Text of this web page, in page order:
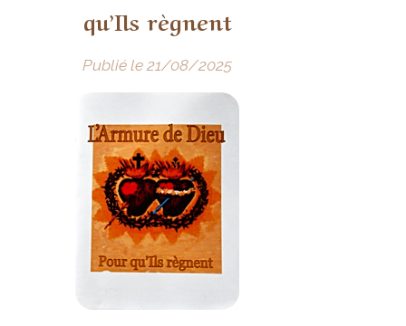
qu’Ils règnent
Publié le 21/08/2025